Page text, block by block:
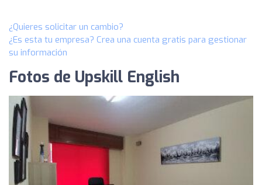
¿Quieres solicitar un cambio?
¿Es esta tu empresa? Crea una cuenta gratis para gestionar
su información
Fotos de Upskill English